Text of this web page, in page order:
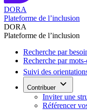
DORA
Plateforme de l’inclusion
DORA
Plateforme de l’inclusion
Recherche par
Recherche par
Suivi des
Contribuer
Inviter une
Référencer